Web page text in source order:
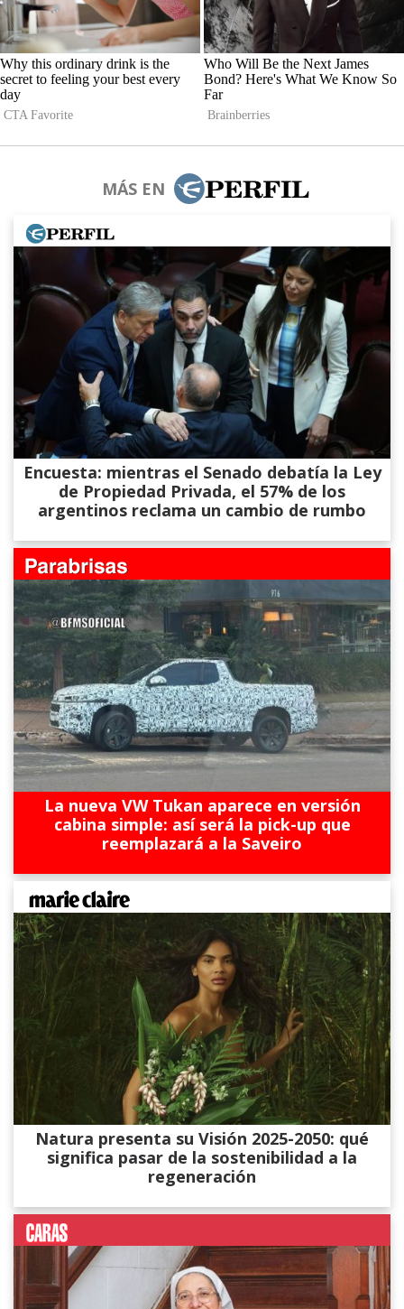
MÁS EN
Encuesta: mientras el Senado debatía la Ley
de Propiedad Privada, el 57% de los
argentinos reclama un cambio de rumbo
La nueva VW Tukan aparece en versión
cabina simple: así será la pick-up que
reemplazará a la Saveiro
Natura presenta su Visión 2025-2050: qué
significa pasar de la sostenibilidad a la
regeneración